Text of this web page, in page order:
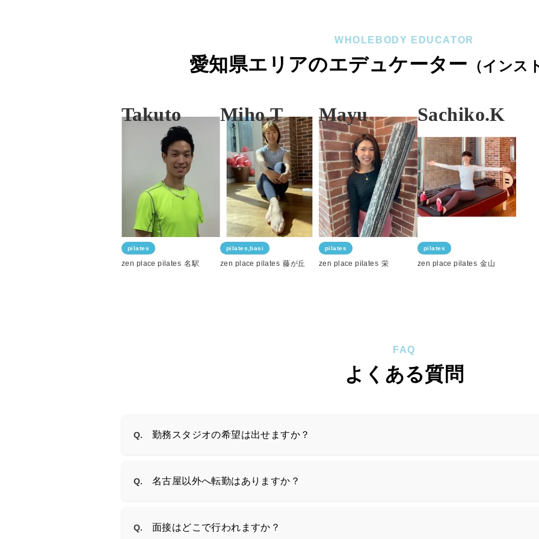
WHOLEBODY EDUCATOR
愛知県エリアのエデュケーター （インス
Takuto
pilates
zen place pilates 名駅
Miho.T
pilates,basi
zen place pilates 藤が丘
Mayu
pilates
zen place pilates 栄
Sachiko.K
pilates
zen place pilates 金山
FAQ
よくある質問
Q. 勤務スタジオの希望は出せますか？
Q. 名古屋以外へ転勤はありますか？
Q. 面接はどこで行われますか？